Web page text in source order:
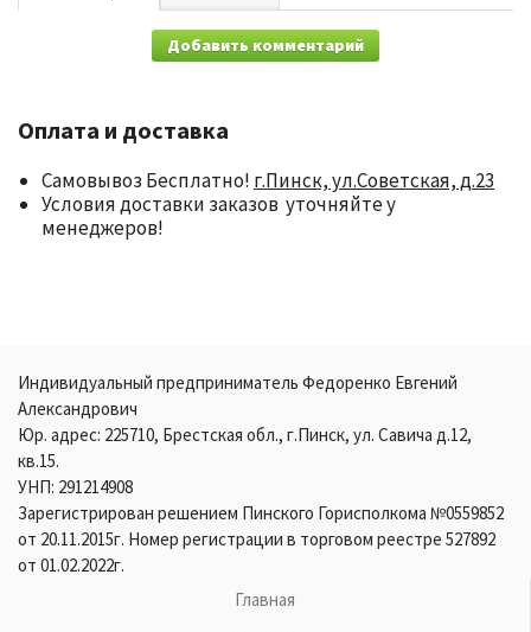
Добавить комментарий
Оплата и доставка
Самовывоз Бесплатно! г.Пинск, ул.Советская, д.23
Условия доставки заказов уточняйте у
менеджеров!
Индивидуальный предприниматель Федоренко Евгений
Александрович
Юр. адрес: 225710, Брестская обл., г.Пинск, ул. Савича д.12,
кв.15.
УНП: 291214908
Зарегистрирован решением Пинского Горисполкома №0559852
от 20.11.2015г. Номер регистрации в торговом реестре 527892
от 01.02.2022г.
Главная